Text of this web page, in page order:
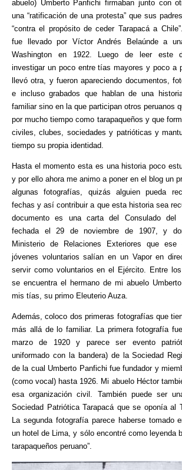
abuelo) Umberto Panfichi firmaban junto con
una “ratificación de una protesta” que sus
“contra el propósito de ceder Tarapacá a
fue llevado por Víctor Andrés Belaúnde a
Washington en 1922. Luego de leer este
investigar un poco entre tías mayores y poco a
llevó otra, y fueron apareciendo documentos,
e incluso grabados que hablan de una
familiar sino en la que participan otros peruanos
por mucho tiempo como tarapaqueños y que
civiles, clubes, sociedades y patrióticas y
tiempo su propia identidad.
Hasta el momento esta es una historia poco
y por ello ahora me animo a poner en el blog un
algunas fotografías, quizás alguien pueda
fechas y así contribuir a que esta historia sea
documento es una carta del Consulado del
fechada el 29 de noviembre de 1907, y
Ministerio de Relaciones Exteriores que
jóvenes voluntarios salían en un Vapor en
servir como voluntarios en el Ejército. Entre
se encuentra el hermano de mi abuelo
mis tías, su primo Eleuterio Auza.
Además, coloco dos primeras fotografías que
más allá de lo familiar. La primera fotografía
marzo de 1920 y parece ser evento
uniformado con la bandera) de la Sociedad
de la cual Umberto Panfichi fue fundador y
(como vocal) hasta 1926. Mi abuelo Héctor
esa organización civil. También puede ser
Sociedad Patriótica Tarapacá que se oponía al
La segunda fotografía parece haberse tomado
un hotel de Lima, y sólo encontré como leyenda
tarapaqueños peruano”.